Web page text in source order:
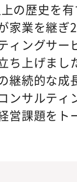
の歴史を
家業を継ぎ
ィングサー
ち上げまし
継続的な成
ンサルティ
営課題をト